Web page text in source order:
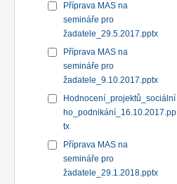
Příprava MAS na
semináře pro
žadatele_29.5.2017.pptx
Příprava MAS na
semináře pro
žadatele_9.10.2017.pptx
Hodnocení_projektů_sociální
ho_podnikání_16.10.2017.pp
tx
Příprava MAS na
semináře pro
žadatele_29.1.2018.pptx